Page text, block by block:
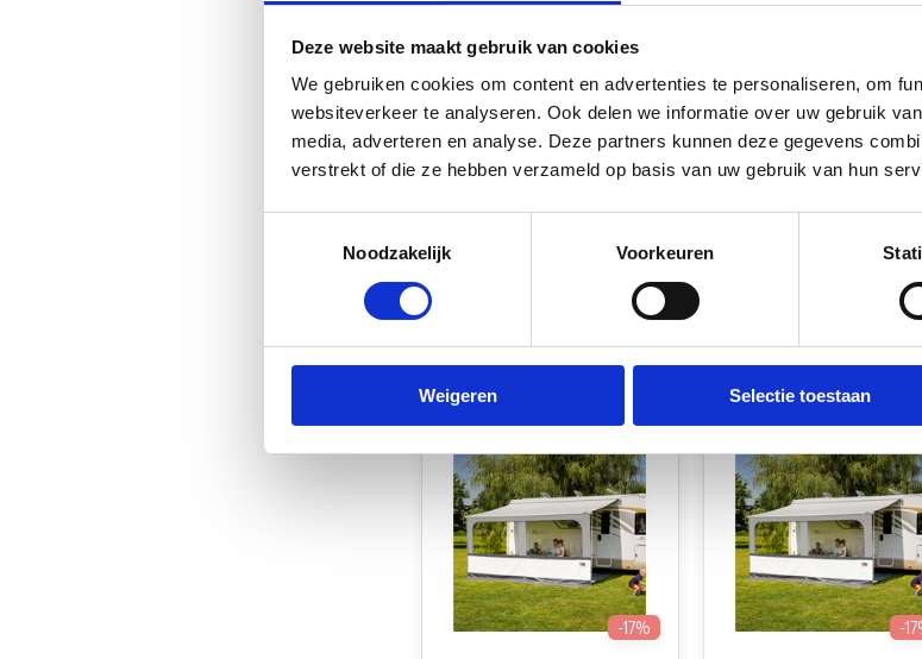
Deze website maakt gebruik van cookies
We gebruiken cookies om content en advertenties te personaliseren, om
websiteverkeer te analyseren. Ook delen we informatie over uw gebruik
media, adverteren en analyse. Deze partners kunnen deze gegevens
verstrekt of die ze hebben verzameld op basis van uw gebruik van hun
Noodzakelijk
Voorkeuren
Weigeren Selectie toestaan
-14% -
-17% -